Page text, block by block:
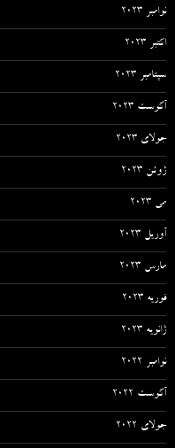
نوامبر 2023
اکتبر 2023
سپتامبر 2023
آگوست 2023
جولای 2023
ژوئن 2023
می 2023
آوریل 2023
مارس 2023
فوریه 2023
ژانویه 2023
نوامبر 2022
آگوست 2022
جولای 2022